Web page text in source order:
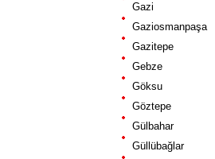
Gazi
Gaziosmanpaşa
Gazitepe
Gebze
Göksu
Göztepe
Gülbahar
Güllübağlar